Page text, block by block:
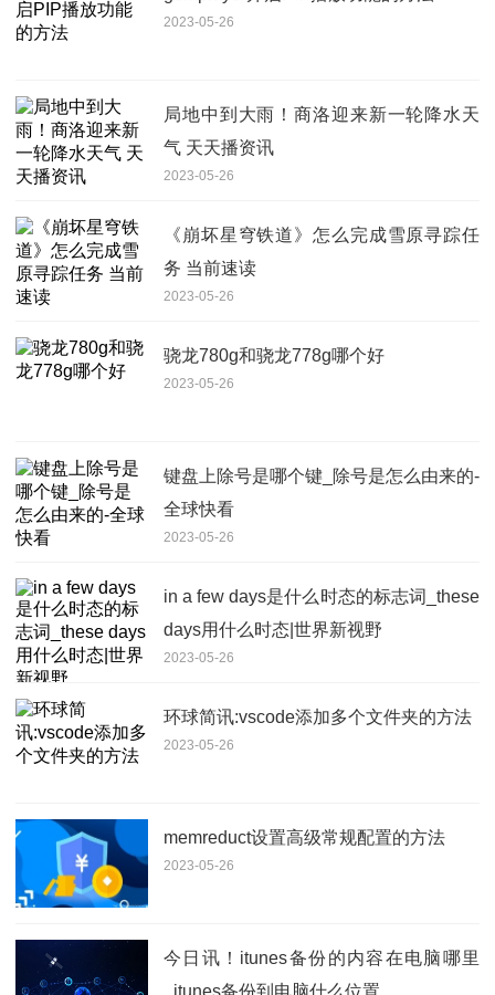
2023-05-26
局地中到大雨！商洛迎来新一轮降水天
气 天天播资讯
2023-05-26
《崩坏星穹铁道》怎么完成雪原寻踪任
务 当前速读
2023-05-26
骁龙780g和骁龙778g哪个好
2023-05-26
键盘上除号是哪个键_除号是怎么由来的-
全球快看
2023-05-26
in a few days是什么时态的标志词_these
days用什么时态|世界新视野
2023-05-26
环球简讯:vscode添加多个文件夹的方法
2023-05-26
memreduct设置高级常规配置的方法
2023-05-26
今日讯！itunes备份的内容在电脑哪里
_itunes备份到电脑什么位置